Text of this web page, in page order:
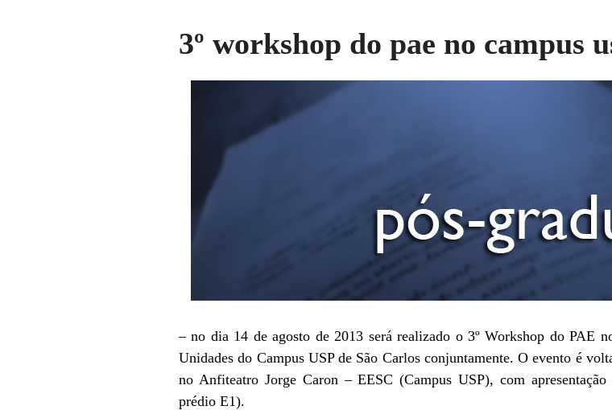
3º workshop do pae no campus
– no dia 14 de agosto de 2013 será realizado o 3º Workshop do PAE
Unidades do Campus USP de São Carlos conjuntamente. O evento é
no Anfiteatro Jorge Caron – EESC (Campus USP), com
prédio E1).